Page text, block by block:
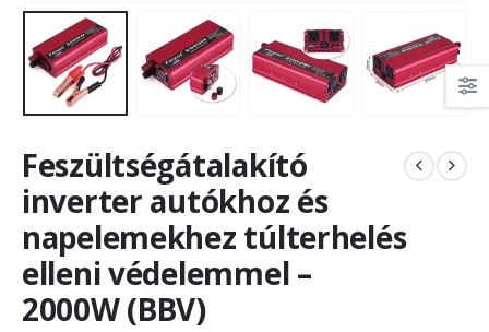
Feszültségátalakító
inverter autókhoz és
napelemekhez túlterhelés
elleni védelemmel –
2000W (BBV)